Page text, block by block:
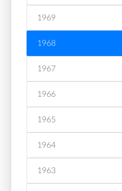
1969
1968
1967
1966
1965
1964
1963